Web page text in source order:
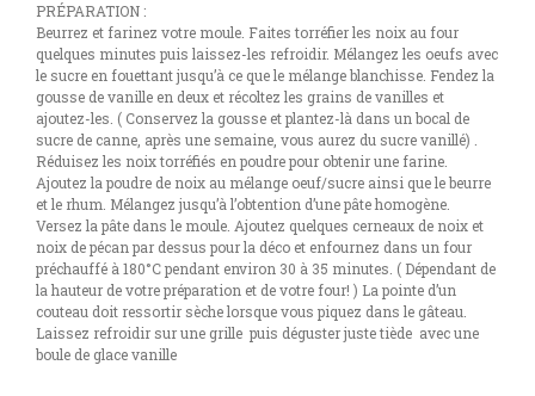
PRÉPARATION :
Beurrez et farinez votre moule. Faites torréfier les noix au four
quelques minutes puis laissez-les refroidir. Mélangez les oeufs avec
le sucre en fouettant jusqu’à ce que le mélange blanchisse. Fendez la
gousse de vanille en deux et récoltez les grains de vanilles et
ajoutez-les. ( Conservez la gousse et plantez-là dans un bocal de
sucre de canne, après une semaine, vous aurez du sucre vanillé) .
Réduisez les noix torréfiés en poudre pour obtenir une farine.
Ajoutez la poudre de noix au mélange oeuf/sucre ainsi que le beurre
et le rhum. Mélangez jusqu’à l’obtention d’une pâte homogène.
Versez la pâte dans le moule. Ajoutez quelques cerneaux de noix et
noix de pécan par dessus pour la déco et enfournez dans un four
préchauffé à 180°C pendant environ 30 à 35 minutes. ( Dépendant de
la hauteur de votre préparation et de votre four! ) La pointe d’un
couteau doit ressortir sèche lorsque vous piquez dans le gâteau.
Laissez refroidir sur une grille puis déguster juste tiède avec une
boule de glace vanille